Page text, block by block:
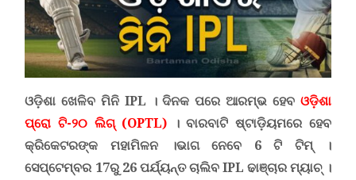
ଓଡ଼ିଶା ଖେଳିବ ମିନି IPL ।ଦିନକ ପରେଆରମ୍ଭ ହେବ ଓଡ଼ିଶା
ପ୍ରୋ ଟି-୨୦ ଲିଗ୍ (OPTL) ।ବାରବାଟି ଷ୍ଟାଡ଼ିୟମରେ ହେବ
କ୍ରିକେଟରଙ୍କ ମହାମିଳନ ।ଭାଗ ନେବେ 6 ଟି ଟିମ୍ ।
ସେପ୍ଟେମ୍ବର 17ରୁ 26 ପର୍ଯ୍ୟନ୍ତ ଚାଲିବIPL ଢାଞ୍ଚାର ମ୍ୟାଚ୍ ।